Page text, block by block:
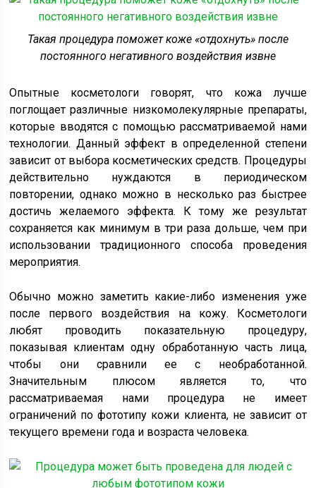
Такая процедура поможет коже «отдохнуть» после
постоянного негативного воздействия извне
Опытные косметологи говорят, что кожа лучше
поглощает различные низкомолекулярные препараты,
которые вводятся с помощью рассматриваемой нами
технологии. Данный эффект в определенной степени
зависит от выбора косметических средств. Процедуры
действительно нуждаются в периодическом
повторении, однако можно в несколько раз быстрее
достичь желаемого эффекта. К тому же результат
сохраняется как минимум в три раза дольше, чем при
использовании традиционного способа проведения
мероприятия.
Обычно можно заметить какие-либо изменения уже
после первого воздействия на кожу. Косметологи
любят проводить показательную процедуру,
показывая клиентам одну обработанную часть лица,
чтобы они сравнили ее с необработанной.
Значительным плюсом является то, что
рассматриваемая нами процедура не имеет
ограничений по фототипу кожи клиента, не зависит от
текущего времени года и возраста человека.